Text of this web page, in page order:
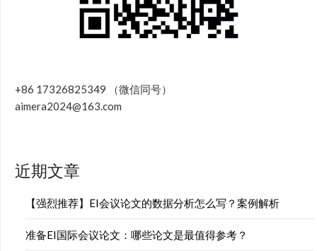
+86 17326825349 （微信同号）
aimera2024@163.com
近期文章
【强烈推荐】EI会议论文的数据分析怎么写？案例解析
准备EI国际会议论文：哪些论文是最值得参考？